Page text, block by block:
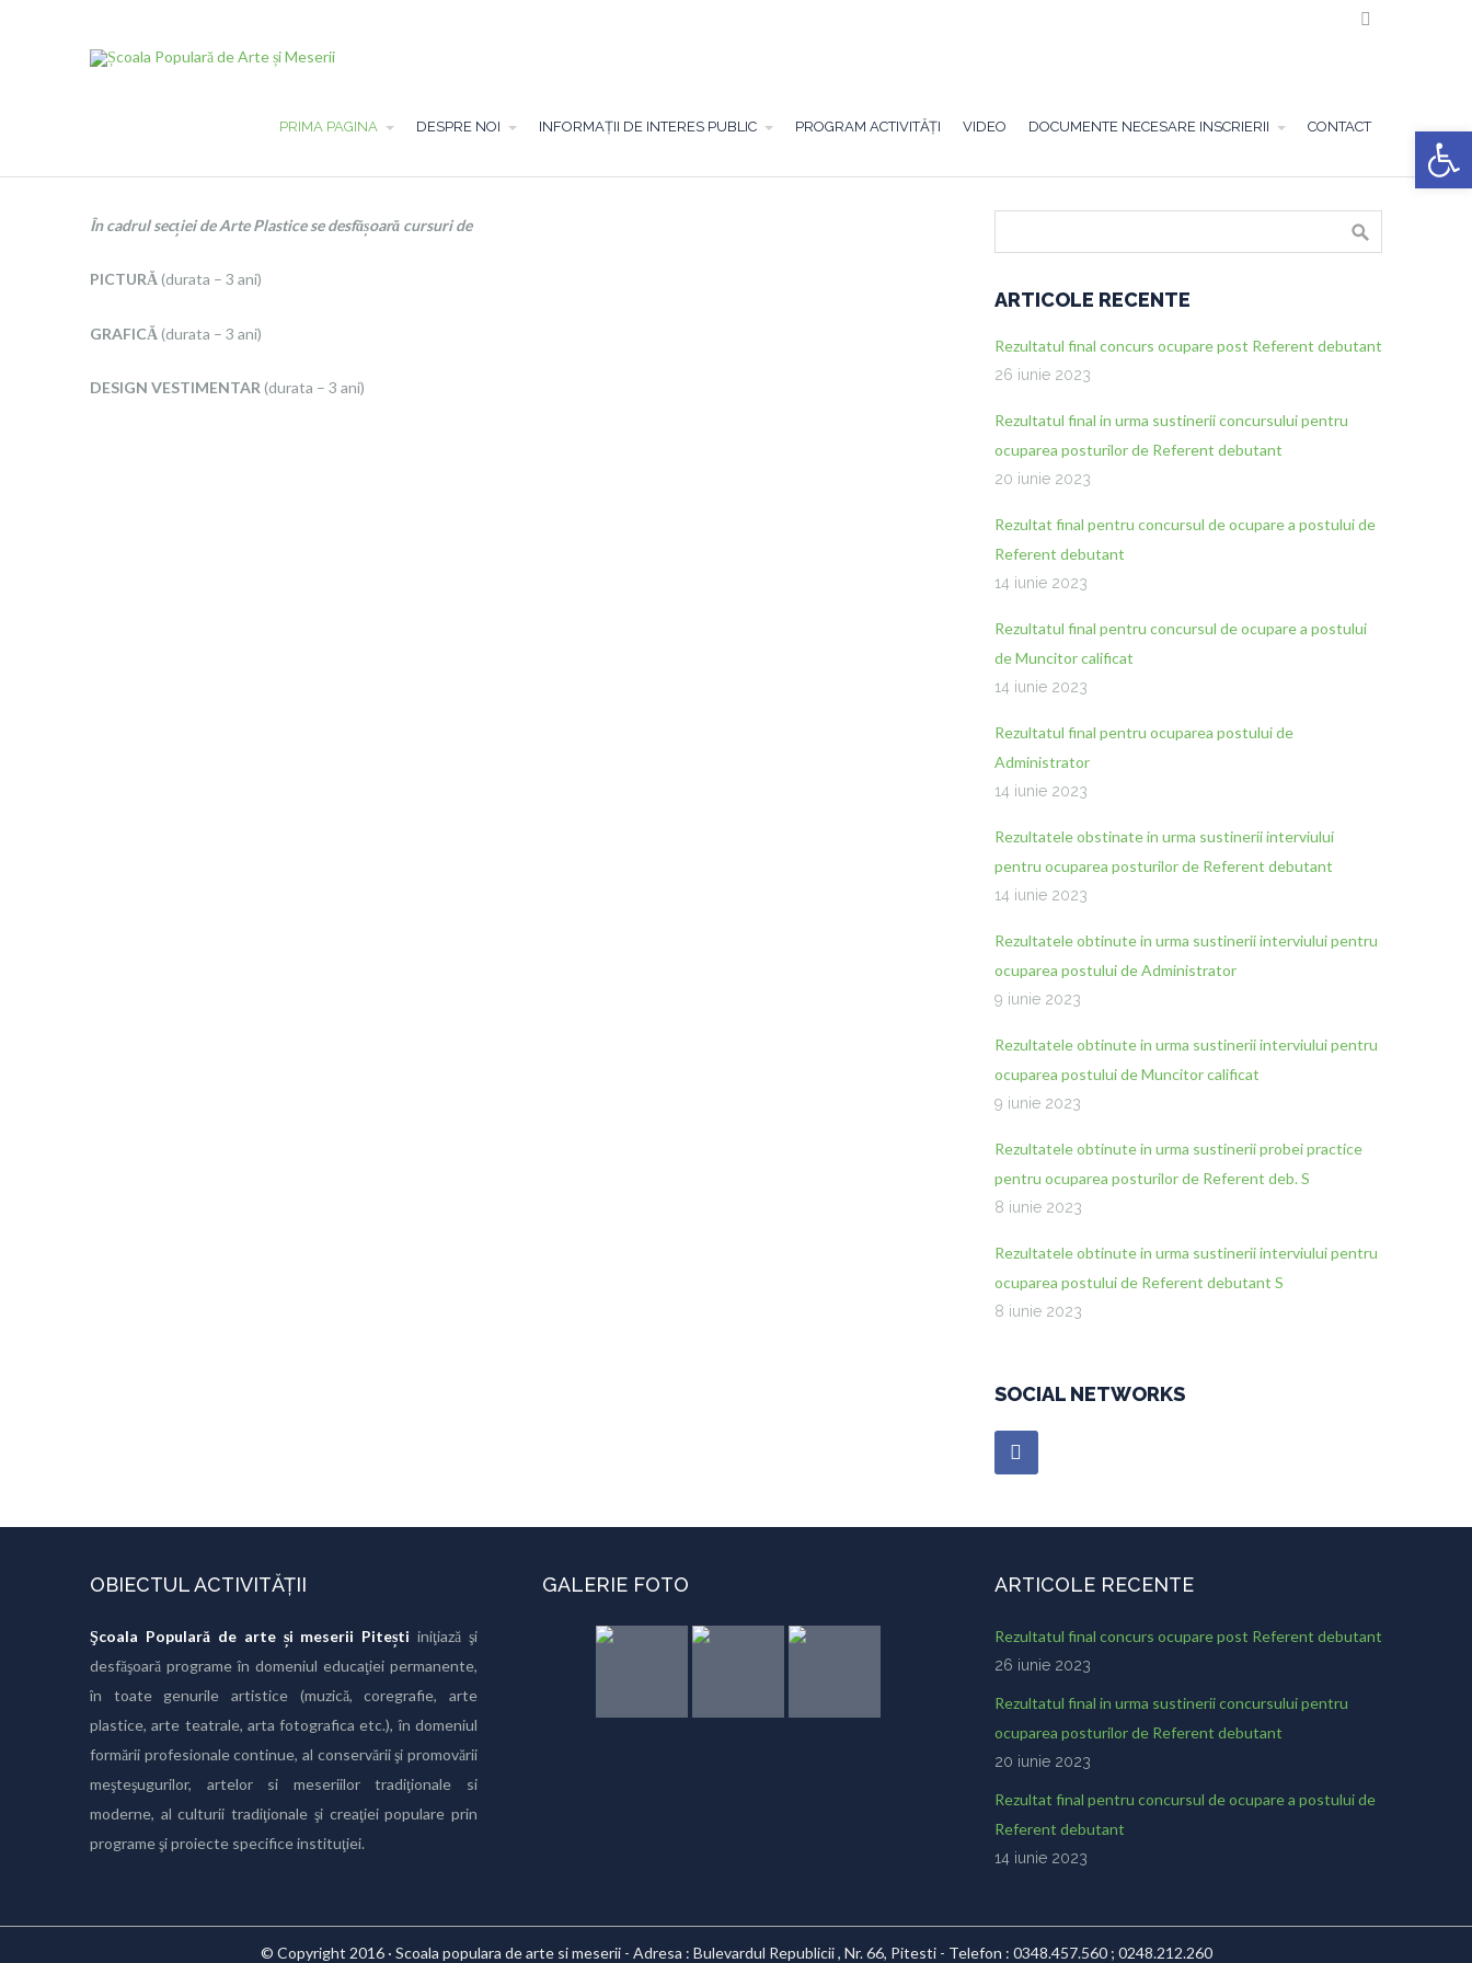

PRIMA PAGINA DESPRE NOI INFORMAȚII DE INTERES PUBLIC PROGRAM ACTIVITĂȚI VIDEO DOCUMENTE NECESARE INSCRIERII CONTACT
În cadrul secției de Arte Plastice se desfășoară cursuri de
PICTURĂ (durata – 3 ani)
GRAFICĂ (durata – 3 ani)
DESIGN VESTIMENTAR (durata – 3 ani)
ARTICOLE RECENTE
Rezultatul final concurs ocupare post Referent debutant
26 iunie 2023
Rezultatul final in urma sustinerii concursului pentru
ocuparea posturilor de Referent debutant
20 iunie 2023
Rezultat final pentru concursul de ocupare a postului de
Referent debutant
14 iunie 2023
Rezultatul final pentru concursul de ocupare a postului
de Muncitor calificat
14 iunie 2023
Rezultatul final pentru ocuparea postului de
Administrator
14 iunie 2023
Rezultatele obstinate in urma sustinerii interviului
pentru ocuparea posturilor de Referent debutant
14 iunie 2023
Rezultatele obtinute in urma sustinerii interviului pentru
ocuparea postului de Administrator
9 iunie 2023
Rezultatele obtinute in urma sustinerii interviului pentru
ocuparea postului de Muncitor calificat
9 iunie 2023
Rezultatele obtinute in urma sustinerii probei practice
pentru ocuparea posturilor de Referent deb. S
8 iunie 2023
Rezultatele obtinute in urma sustinerii interviului pentru
ocuparea postului de Referent debutant S
8 iunie 2023
SOCIAL NETWORKS
OBIECTUL ACTIVITĂȚII
Şcoala Populară de arte și meserii Pitești iniţiază şi
desfăşoară programe în domeniul educaţiei permanente,
în toate genurile artistice (muzică, coregrafie, arte
plastice, arte teatrale, arta fotografica etc.), în domeniul
formării profesionale continue, al conservării şi promovării
meşteşugurilor, artelor si meseriilor tradiţionale si
moderne, al culturii tradiţionale şi creaţiei populare prin
programe şi proiecte specifice instituţiei.
GALERIE FOTO ARTICOLE RECENTE
Rezultatul final concurs ocupare post Referent debutant
26 iunie 2023
Rezultatul final in urma sustinerii concursului pentru
ocuparea posturilor de Referent debutant
20 iunie 2023
Rezultat final pentru concursul de ocupare a postului de
Referent debutant
14 iunie 2023
© Copyright 2016 · Scoala populara de arte si meserii - Adresa : Bulevardul Republicii , Nr. 66, Pitesti - Telefon : 0348.457.560 ; 0248.212.260
Deschide